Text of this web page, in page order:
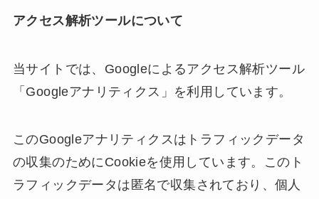
アクセス解析ツールについて
当サイトでは、Googleによるアクセス解析ツール
「Googleアナリティクス」を利用しています。
このGoogleアナリティクスはトラフィックデータ
の収集のためにCookieを使用しています。このト
ラフィックデータは匿名で収集されており、個人